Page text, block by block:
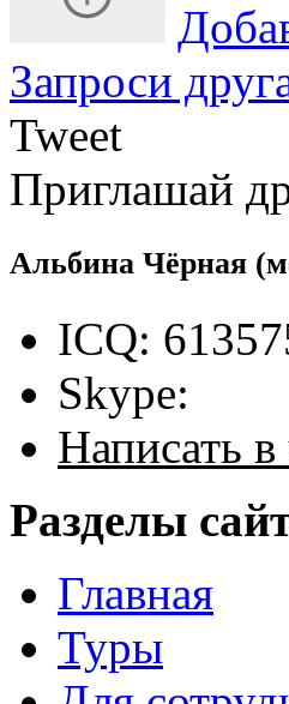
Запроси
Tweet
Приглашай
Альбина Чёрная
ICQ:
Skype:
Написать в
Разделы
Главная
Туры